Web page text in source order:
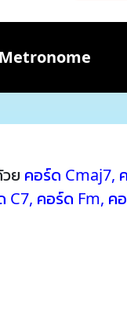
Metronome
ย คอร์ด Cmaj7,
C7, คอร์ด Fm, ค